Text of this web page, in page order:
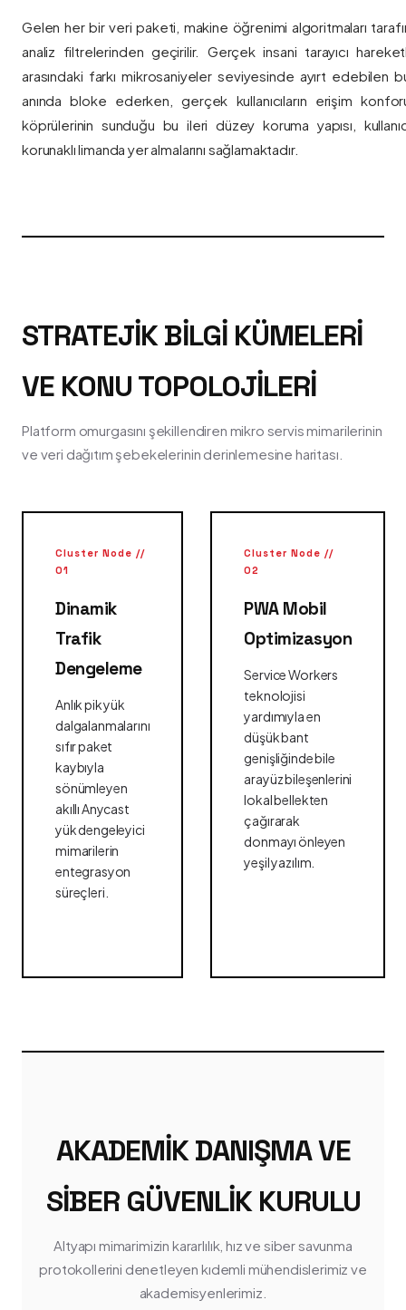
Gelen her bir veri paketi, makine öğrenimi algoritmaları
analiz filtrelerinden geçirilir. Gerçek insani tarayıcı
arasındaki farkı mikrosaniyeler seviyesinde ayırt edebilen
anında bloke ederken, gerçek kullanıcıların erişim
köprülerinin sunduğu bu ileri düzey koruma yapısı,
korunaklı limanda yer almalarını sağlamaktadır.
STRATEJIK BILGI KÜMELERI
VE KONU TOPOLOJILERI
Platform omurgasını şekillendiren mikro servis mimarilerinin
ve veri dağıtım şebekelerinin derinlemesine haritası.
Cluster Node //
01
Dinamik
Trafik
Dengeleme
Anlık pik yük
dalgalanmalarını
sıfır paket
kaybıyla
sönümleyen
akıllı Anycast
yük dengeleyici
mimarilerin
entegrasyon
süreçleri.
Cluster Node //
02
PWA Mobil
Optimizasyon
Service Workers
teknolojisi
yardımıyla en
düşük bant
genişliğinde bile
arayüz bileşenlerini
lokal bellekten
çağırarak
donmayı önleyen
yeşil yazılım.
AKADEMIK DANIŞMA VE
SIBER GÜVENLIK KURULU
Altyapı mimarimizin kararlılık, hız ve siber savunma
protokollerini denetleyen kıdemli mühendislerimiz ve
akademisyenlerimiz.